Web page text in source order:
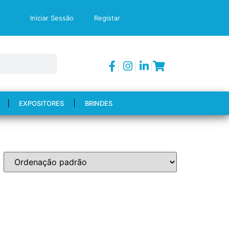
Iniciar Sessão Registar
EXPOSITORES BRINDES